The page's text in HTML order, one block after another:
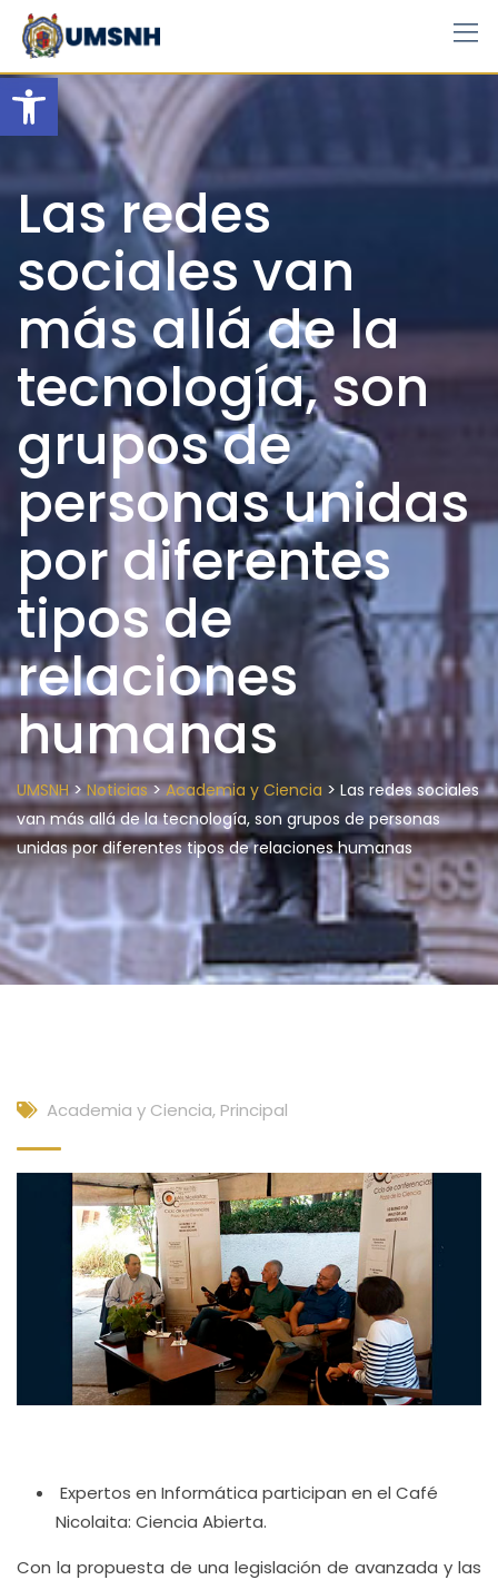
Open toolbar
Skip
content
Las redes
sociales van
más allá de la
tecnología, son
grupos de
personas unidas
por diferentes
tipos de
relaciones
humanas
UMSNH> Noticias>Academia y Ciencia > Las redes sociales
van más allá de la tecnología, son grupos de personas
unidas por diferentes tipos de relaciones humanas
Academia y Ciencia, Principal
Expertos en Informática participan en el Café
Nicolaita: Ciencia Abierta.
Con la propuesta de una legislación de avanzada y las